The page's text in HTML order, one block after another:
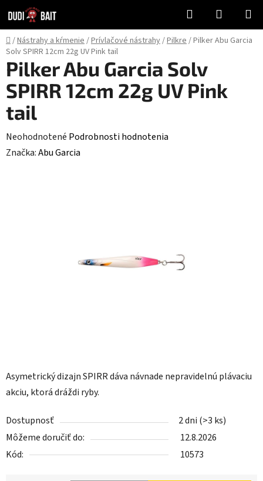
na
obsah
Hľadať
KOŠÍK
Domov
/Nástrahy a kŕmenie/Prívlačové nástrahy/Pilkre/Pilker Abu Garcia
Solv SPIRR 12cm 22g UV Pink tail
Asymetrický dizajn SPIRR dáva návnade nepravidelnú plávaciu
akciu, ktorá dráždi ryby.
Dostupnosť 2 dni (>3 ks)
Môžeme doručiť do:
12.8.2026
Kód:
10573
Pilker Abu Garcia Solv
SPIRR 12cm 22g UV Pink
tail
Priemerné
hodnotenie
Neohodnotené Podrobnosti hodnotenia
Značka:Abu Garcia